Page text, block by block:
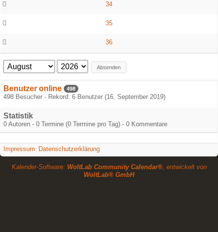
34
35
36
Absenden
Benutzer online 498
498 Besucher - Rekord: 6 Benutzer (16. September 2019)
Statistik
0 Autoren - 0 Termine (0 Termine pro Tag) - 0 Kommentare
Impressum Datenschutzerklärung
Kalender-Software: WoltLab Community Calendar®, entwickelt von
WoltLab® GmbH